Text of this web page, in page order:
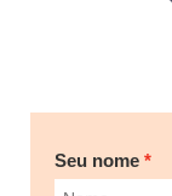
Seu nome